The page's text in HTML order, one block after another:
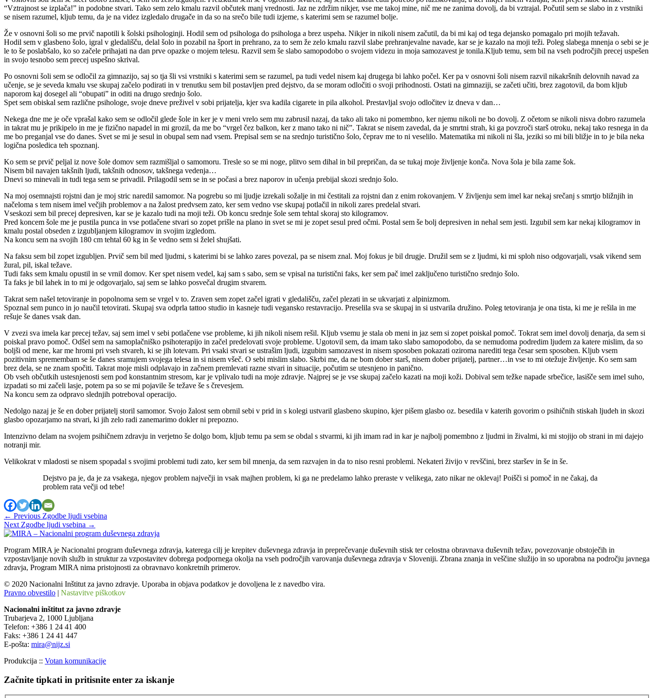
“Vztrajnost se izplača!” in podobne stvari. Tako sem zelo kmalu razvil občutek manj vrednosti. Jaz ne zdržim nikjer, vse me takoj mine, nič me ne zanima dovolj, da bi vztrajal. Počutil sem se slabo in z vrstniki
se nisem razumel, kljub temu, da je na videz izgledalo drugače in da so na srečo bile tudi izjeme, s katerimi sem se razumel bolje.
Že v osnovni šoli so me prvič napotili k šolski psihologinji. Hodil sem od psihologa do psihologa a brez uspeha. Nikjer in nikoli nisem začutil, da bi mi kaj od tega dejansko pomagalo pri mojih težavah.
Hodil sem v glasbeno šolo, igral v gledališču, delal šolo in pozabil na šport in prehrano, za to sem že zelo kmalu razvil slabe prehranjevalne navade, kar se je kazalo na moji teži. Poleg slabega mnenja o sebi se je
le to še poslabšalo, ko so začele prihajati na dan prve opazke o mojem telesu. Razvil sem še slabo samopodobo o svojem videzu in moja samozavest je tonila.Kljub temu, sem bil na vseh področjih precej uspešen
in svojo tesnobo sem precej uspešno skrival.
Po osnovni šoli sem se odločil za gimnazijo, saj so tja šli vsi vrstniki s katerimi sem se razumel, pa tudi vedel nisem kaj drugega bi lahko počel. Ker pa v osnovni šoli nisem razvil nikakršnih delovnih navad za
učenje, se je seveda kmalu vse skupaj začelo podirati in v trenutku sem bil postavljen pred dejstvo, da se moram odločiti o svoji prihodnosti. Ostati na gimnaziji, se začeti učiti, brez zagotovil, da bom kljub
naporom kaj dosegel ali “obupati” in oditi na drugo srednjo šolo.
Spet sem obiskal sem različne psihologe, svoje dneve preživel v sobi prijatelja, kjer sva kadila cigarete in pila alkohol. Prestavljal svojo odločitev iz dneva v dan…
Nekega dne me je oče vprašal kako sem se odločil glede šole in ker je v meni vrelo sem mu zabrusil nazaj, da tako ali tako ni pomembno, ker njemu nikoli ne bo dovolj. Z očetom se nikoli nisva dobro razumela
in takrat mu je prikipelo in me je fizično napadel in mi grozil, da me bo “vrgel čez balkon, ker z mano tako ni nič”. Takrat se nisem zavedal, da je smrtni strah, ki ga povzroči starš otroku, nekaj tako resnega in da
me bo preganjal vse do danes. Svet se mi je sesul in obupal sem nad vsem. Prepisal sem se na srednjo turistično šolo, čeprav me to ni veselilo. Matematika mi nikoli ni šla, jeziki so mi bili bližje in to je bila neka
logična posledica teh spoznanj.
Ko sem se prvič peljal iz nove šole domov sem razmišljal o samomoru. Tresle so se mi noge, plitvo sem dihal in bil prepričan, da se tukaj moje življenje konča. Nova šola je bila zame šok.
Nisem bil navajen takšnih ljudi, takšnih odnosov, takšnega vedenja…
Dnevi so minevali in tudi tega sem se privadil. Prilagodil sem se in se počasi a brez naporov in učenja prebijal skozi srednjo šolo.
Na moj osemnajsti rojstni dan je moj stric naredil samomor. Na pogrebu so mi ljudje izrekali sožalje in mi čestitali za rojstni dan z enim rokovanjem. V življenju sem imel kar nekaj srečanj s smrtjo bližnjih in
načeloma s tem nisem imel večjih problemov a na žalost predvsem zato, ker sem vedno vse skupaj potlačil in nikoli zares predelal stvari.
Vseskozi sem bil precej depresiven, kar se je kazalo tudi na moji teži. Ob koncu srednje šole sem tehtal skoraj sto kilogramov.
Pred koncem šole me je pustila punca in vse potlačene stvari so zopet prišle na plano in svet se mi je zopet sesul pred očmi. Postal sem še bolj depresiven in nehal sem jesti. Izgubil sem kar nekaj kilogramov in
kmalu postal obseden z izgubljanjem kilogramov in svojim izgledom.
Na koncu sem na svojih 180 cm tehtal 60 kg in še vedno sem si želel shujšati.
Na faksu sem bil zopet izgubljen. Prvič sem bil med ljudmi, s katerimi bi se lahko zares povezal, pa se nisem znal. Moj fokus je bil drugje. Družil sem se z ljudmi, ki mi sploh niso odgovarjali, vsak vikend sem
žural, pil, iskal težave.
Tudi faks sem kmalu opustil in se vrnil domov. Ker spet nisem vedel, kaj sam s sabo, sem se vpisal na turistični faks, ker sem pač imel zaključeno turistično srednjo šolo.
Ta faks je bil lahek in to mi je odgovarjalo, saj sem se lahko posvečal drugim stvarem.
Takrat sem našel tetoviranje in popolnoma sem se vrgel v to. Zraven sem zopet začel igrati v gledališču, začel plezati in se ukvarjati z alpinizmom.
Spoznal sem punco in jo naučil tetovirati. Skupaj sva odprla tattoo studio in kasneje tudi vegansko restavracijo. Preselila sva se skupaj in si ustvarila družino. Poleg tetoviranja je ona tista, ki me je rešila in me
rešuje še danes vsak dan.
V zvezi sva imela kar precej težav, saj sem imel v sebi potlačene vse probleme, ki jih nikoli nisem rešil. Kljub vsemu je stala ob meni in jaz sem si zopet poiskal pomoč. Tokrat sem imel dovolj denarja, da sem si
poiskal pravo pomoč. Odšel sem na samoplačniško psihoterapijo in začel predelovati svoje probleme. Ugotovil sem, da imam tako slabo samopodobo, da se nemudoma podredim ljudem za katere mislim, da so
boljši od mene, kar me hromi pri vseh stvareh, ki se jih lotevam. Pri vsaki stvari se ustrašim ljudi, izgubim samozavest in nisem sposoben pokazati oziroma narediti tega česar sem sposoben. Kljub vsem
pozitivnim spremembam se še danes sramujem svojega telesa in si nisem všeč. O sebi mislim slabo. Skrbi me, da ne bom dober starš, nisem dober prijatelj, partner…in vse to mi otežuje življenje. Ko sem sam
brez dela, se ne znam spočiti. Takrat moje misli odplavajo in začnem premlevati razne stvari in situacije, počutim se utesnjeno in panično.
Ob vseh občutkih ustesnjenosti sem pod konstantnim stresom, kar je vplivalo tudi na moje zdravje. Najprej se je vse skupaj začelo kazati na moji koži. Dobival sem težke napade srbečice, lasišče sem imel suho,
izpadati so mi začeli lasje, potem pa so se mi pojavile še težave še s črevesjem.
Na koncu sem za odpravo slednjih potreboval operacijo.
Nedolgo nazaj je še en dober prijatelj storil samomor. Svojo žalost sem obrnil sebi v prid in s kolegi ustvaril glasbeno skupino, kjer pišem glasbo oz. besedila v katerih govorim o psihičnih stiskah ljudeh in skozi
glasbo opozarjamo na stvari, ki jih zelo radi zanemarimo dokler ni prepozno.
Intenzivno delam na svojem psihičnem zdravju in verjetno še dolgo bom, kljub temu pa sem se obdal s stvarmi, ki jih imam rad in kar je najbolj pomembno z ljudmi in živalmi, ki mi stojijo ob strani in mi dajejo
notranji mir.
Velikokrat v mladosti se nisem spopadal s svojimi problemi tudi zato, ker sem bil mnenja, da sem razvajen in da to niso resni problemi. Nekateri živijo v revščini, brez staršev in še in še.
Dejstvo pa je, da je za vsakega, njegov problem največji in vsak majhen problem, ki ga ne predelamo lahko preraste v velikega, zato nikar ne oklevaj! Poišči si pomoč in ne čakaj, da
problem rata večji od tebe!
← Previous Zgodbe ljudi vsebina
Next Zgodbe ljudi vsebina →
Program MIRA je Nacionalni program duševnega zdravja, katerega cilj je krepitev duševnega zdravja in preprečevanje duševnih stisk ter celostna obravnava duševnih težav, povezovanje obstoječih in
vzpostavljanje novih služb in struktur za vzpostavitev dobrega podpornega okolja na vseh področjih varovanja duševnega zdravja v Sloveniji. Zbrana znanja in veščine služijo in so uporabna na področju javnega
zdravja, Program MIRA nima pristojnosti za obravnavo konkretnih primerov.
© 2020 Nacionalni Inštitut za javno zdravje. Uporaba in objava podatkov je dovoljena le z navedbo vira.
Pravno obvestilo | Nastavitve piškotkov
Nacionalni inštitut za javno zdravje
Trubarjeva 2, 1000 Ljubljana
Telefon: +386 1 24 41 400
Faks: +386 1 24 41 447
E-pošta: mira@nijz.si
Produkcija :: Votan komunikacije
Začnite tipkati in pritisnite enter za iskanje